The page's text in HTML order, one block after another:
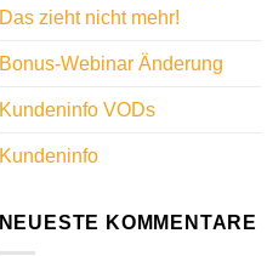
Das zieht nicht mehr!
Bonus-Webinar Änderung
Kundeninfo VODs
Kundeninfo
NEUESTE KOMMENTARE